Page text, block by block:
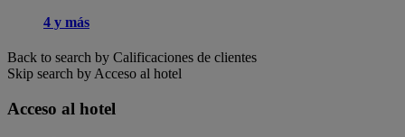
4 y más
Back to search by Calificaciones de clientes
Skip search by Acceso al hotel
Acceso al hotel